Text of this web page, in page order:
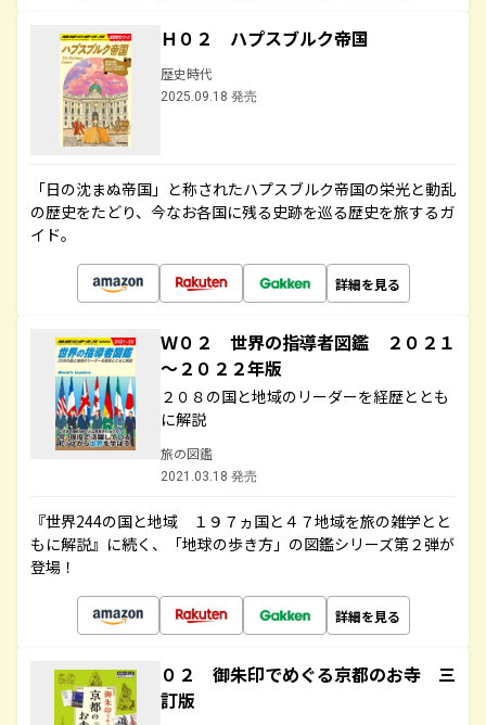
Ｈ０２ ハプスブルク帝国
歴史時代
2025.09.18 発売
「日の沈まぬ帝国」と称されたハプスブルク帝国の栄光と動乱
の歴史をたどり、今なお各国に残る史跡を巡る歴史を旅するガ
イド。
詳細を見る
Ｗ０２ 世界の指導者図鑑 ２０２１
～２０２２年版
２０８の国と地域のリーダーを経歴ととも
に解説
旅の図鑑
2021.03.18 発売
『世界244の国と地域 １９７ヵ国と４７地域を旅の雑学とと
もに解説』に続く、「地球の歩き方」の図鑑シリーズ第２弾が
登場！
詳細を見る
０２ 御朱印でめぐる京都のお寺 三
訂版